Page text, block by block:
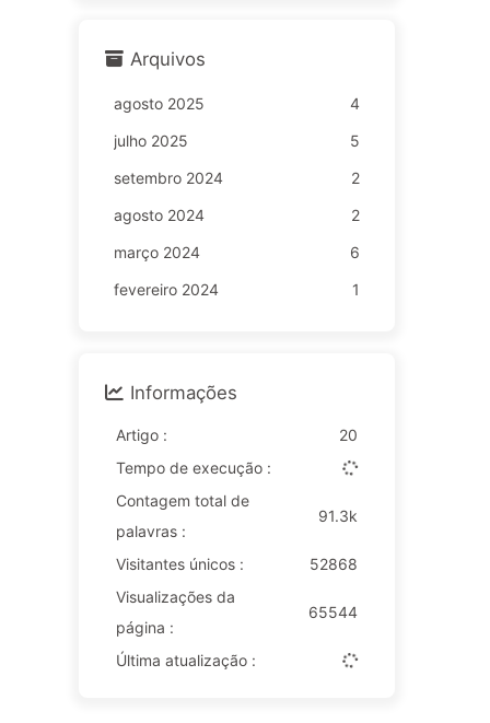
Arquivos
agosto 2025
4
julho 2025
5
setembro 2024
2
agosto 2024
2
março 2024
6
fevereiro 2024
1
Informações
Artigo :
20
Tempo de execução :
Contagem total de
palavras :
91.3k
Visitantes únicos :
52868
Visualizações da
página :
65544
Última atualização :